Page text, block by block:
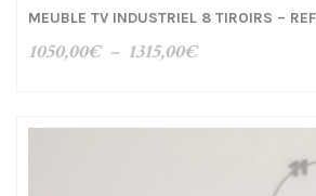
MEUBLE TV INDUSTRIEL 8 TIROIRS –
1050,00€ – 1315,00€Plage
1050,00€